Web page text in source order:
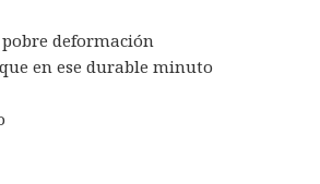
pobre deformación
en ese durable minuto